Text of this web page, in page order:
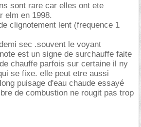
sont rare car elles ont ete
elm en 1998.
clignotement lent (frequence 1
sec .souvent le voyant
est un signe de surchauffe faite
chauffe parfois sur certaine il ny
se fixe. elle peut etre aussi
puisage d'eau chaude essayé
de combustion ne rougit pas trop